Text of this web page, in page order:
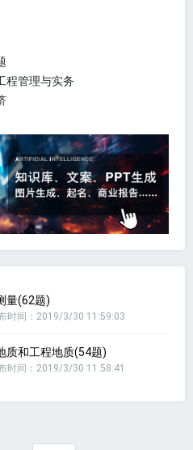
程管理与实务
量(62题)
时间：2019/3/30 11:59:03
质和工程地质(54题)
时间：2019/3/30 11:58:41